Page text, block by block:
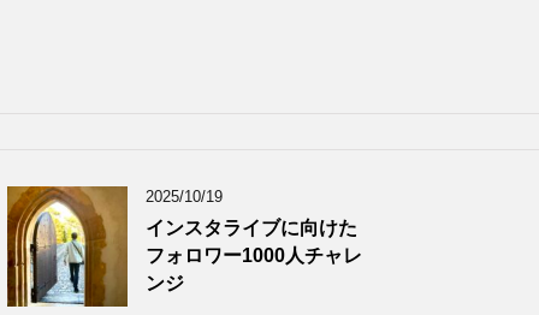
2025/10/19
インスタライブに向けた
フォロワー1000人チャレ
ンジ